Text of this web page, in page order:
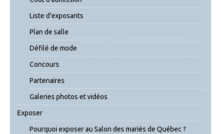
Liste d’exposants
Plan de salle
Défilé de mode
Concours
Partenaires
Galeries photos et vidéos
Exposer
Pourquoi exposer au Salon des mariés de Québec ?